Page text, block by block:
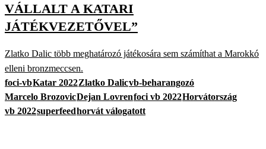
VÁLLALT A KATARI
JÁTÉKVEZETŐVEL”
Zlatko Dalic több meghatározó játékosára sem számíthat a Marokkó
elleni bronzmeccsen.
foci-vbKatar 2022Zlatko Dalicvb-beharangozó
Marcelo BrozovicDejan Lovrenfoci vb 2022Horvátország
vb 2022superfeedhorvát válogatott